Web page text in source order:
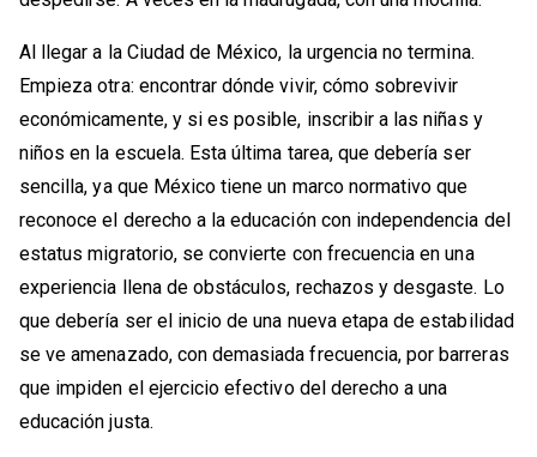
Al llegar a la Ciudad de México, la urgencia no termina.
Empieza otra: encontrar dónde vivir, cómo sobrevivir
económicamente, y si es posible, inscribir a las niñas y
niños en la escuela. Esta última tarea, que debería ser
sencilla, ya que México tiene un marco normativo que
reconoce el derecho a la educación con independencia del
estatus migratorio, se convierte con frecuencia en una
experiencia llena de obstáculos, rechazos y desgaste. Lo
que debería ser el inicio de una nueva etapa de estabilidad
se ve amenazado, con demasiada frecuencia, por barreras
que impiden el ejercicio efectivo del derecho a una
educación justa.